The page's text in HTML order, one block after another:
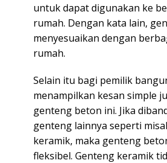
untuk dapat digunakan ke
rumah. Dengan kata lain,
menyesuaikan dengan
rumah.
Selain itu bagi pemilik
menampilkan kesan simple
genteng beton ini. Jika
genteng lainnya seperti
keramik, maka genteng
fleksibel. Genteng keramik